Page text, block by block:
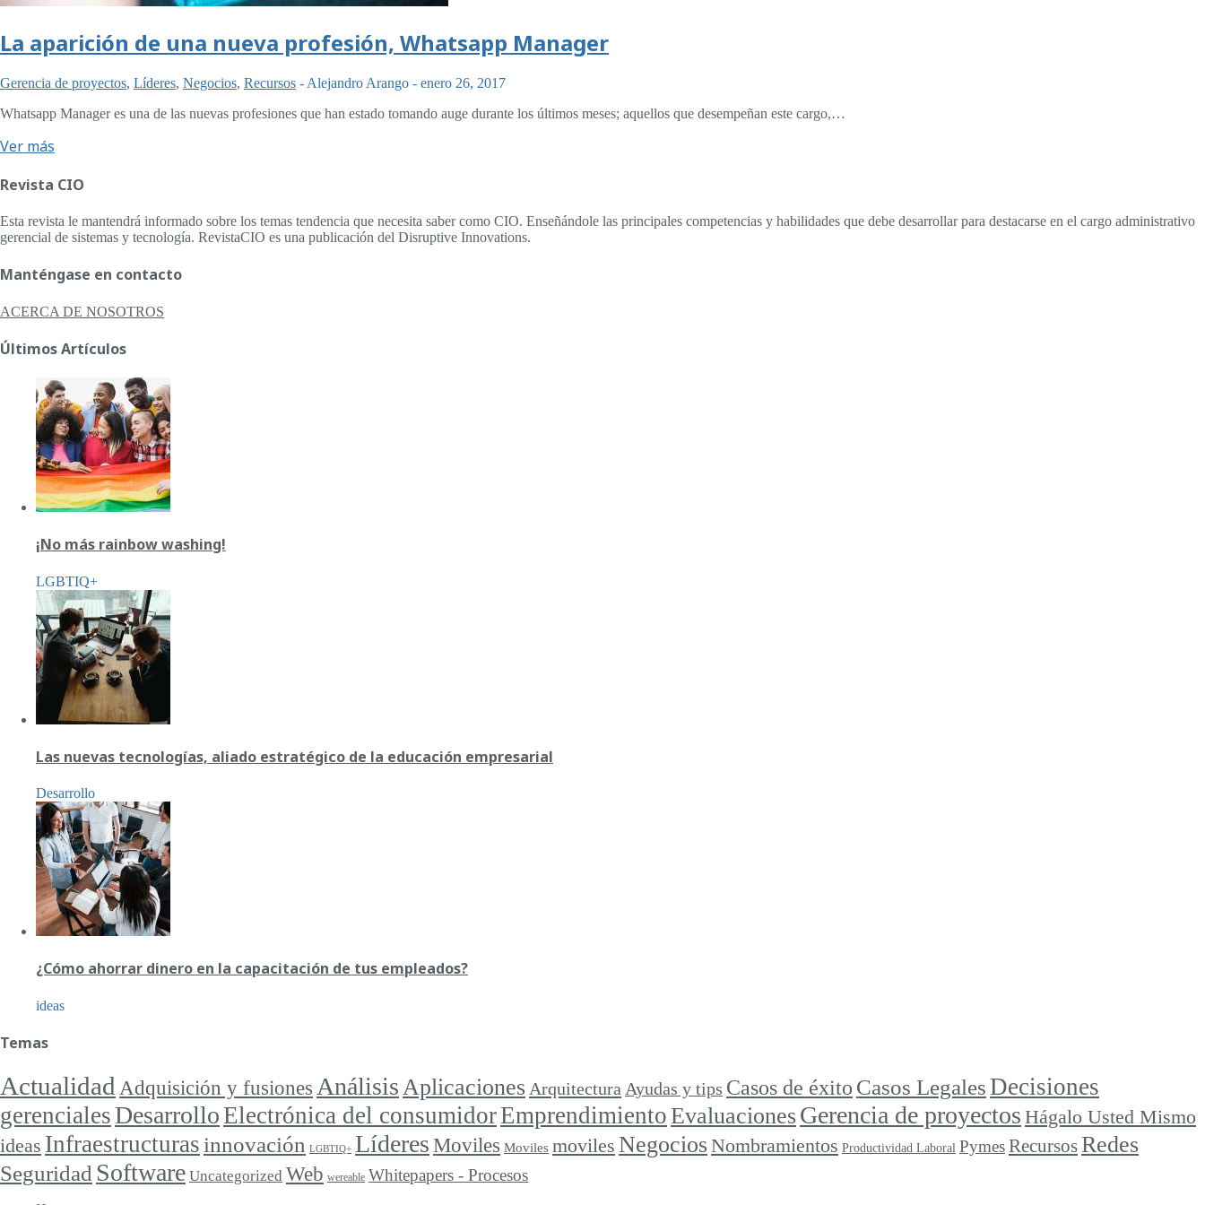
La aparición de una nueva profesión, Whatsapp Manager
Gerencia de proyectos, Líderes, Negocios, Recursos - Alejandro Arango - enero 26, 2017
Whatsapp Manager es una de las nuevas profesiones que han estado tomando auge durante los últimos meses; aquellos que desempeñan este cargo,…
Ver más
Revista CIO
Esta revista le mantendrá informado sobre los temas tendencia que necesita saber como CIO. Enseñándole las principales competencias y habilidades que debe desarrollar para destacarse en el cargo administrativo
gerencial de sistemas y tecnología. RevistaCIO es una publicación del Disruptive Innovations.
Manténgase en contacto
ACERCA DE NOSOTROS
Últimos Artículos
¡No más rainbow washing!
LGBTIQ+
Las nuevas tecnologías, aliado estratégico de la educación empresarial
Desarrollo
¿Cómo ahorrar dinero en la capacitación de tus empleados?
ideas
Temas
Actualidad Adquisición y fusionesAnálisisAplicaciones Arquitectura Ayudas y tips Casos de éxito Casos LegalesDecisiones
gerenciales DesarrolloElectrónica del consumidorEmprendimientoEvaluaciones Gerencia de proyectos Hágalo Usted Mismo
ideas Infraestructuras innovación LGBTIQ+ LíderesMoviles Moviles moviles Negocios Nombramientos Productividad Laboral PymesRecursosRedes
Seguridad Software Uncategorized Web wereable Whitepapers - Procesos